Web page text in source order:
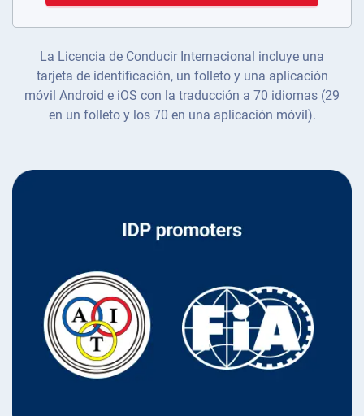
La Licencia de Conducir Internacional incluye una
tarjeta de identificación, un folleto y una aplicación
móvil Android e iOS con la traducción a 70 idiomas (29
en un folleto y los 70 en una aplicación móvil).